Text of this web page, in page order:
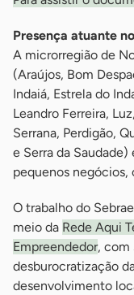
Presença atuante
A microrregião de
(Araújos, Bom
Indaiá, Estrela do
Leandro Ferreira,
Serrana, Perdigão,
e Serra da
pequenos
O trabalho do
meio da Rede Aqui
Empreendedor, com
desburocratização
desenvolvimento